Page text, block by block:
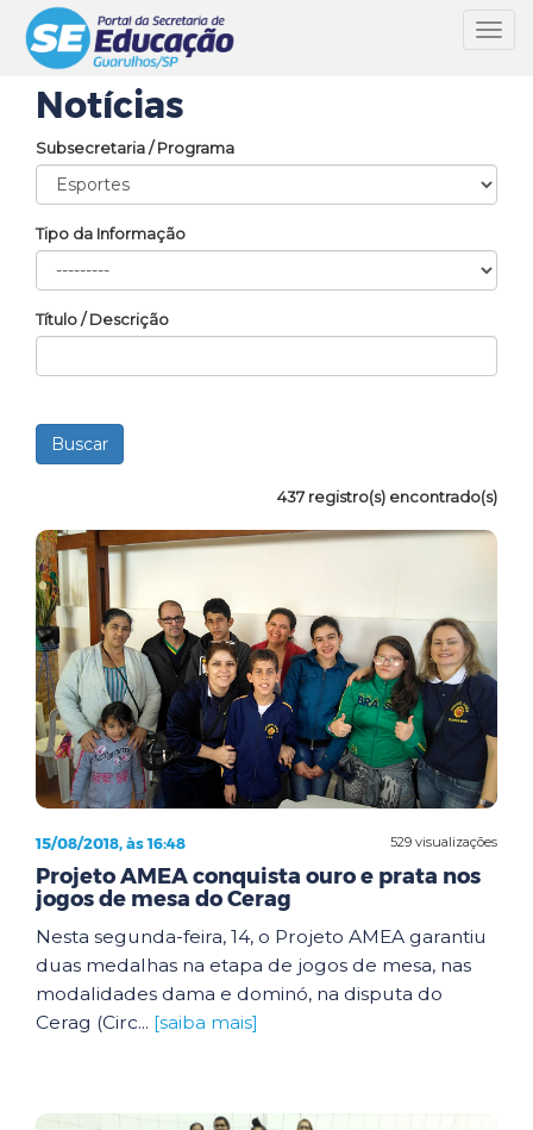
Notícias
Subsecretaria / Programa
Tipo da Informação
Título / Descrição
437 registro(s) encontrado(s)
529 visualizações
15/08/2018, às 16:48
Projeto AMEA conquista ouro e prata nos
jogos de mesa do Cerag
Nesta segunda-feira, 14, o Projeto AMEA garantiu
duas medalhas na etapa de jogos de mesa, nas
modalidades dama e dominó, na disputa do
Cerag (Circ... [saiba mais]